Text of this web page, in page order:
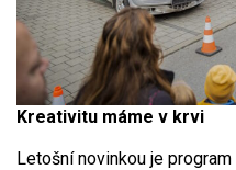
Kreativitu máme v krvi
Letošní novinkou je